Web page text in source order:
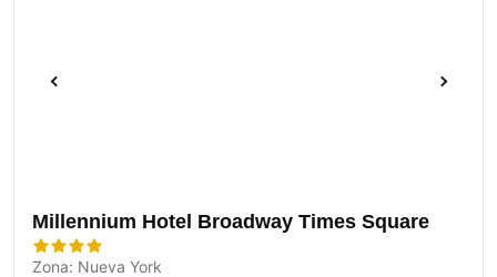
Millennium Hotel Broadway Times Square
Zona: Nueva York